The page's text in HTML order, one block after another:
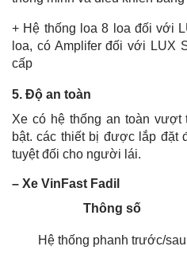
+ Hệ thống loa 8 loa đối với
loa, có Amplifer đối với LUX
cấp
5. Độ an toàn
Xe có hệ thống an toàn
bật. các thiết bị được lắp đặt
tuyệt đối cho người lái.
– Xe VinFast Fadil
Thông số
Hệ thống phanh trước/sau